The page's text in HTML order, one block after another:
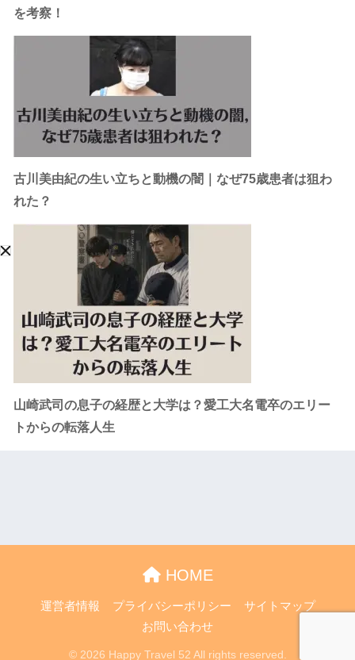
を考察！
古川美由紀の生い立ちと動機の闇｜なぜ75歳患者は狙わ
れた？
山崎武司の息子の経歴と大学は？愛工大名電卒のエリー
トからの転落人生
HOME
運営者情報 プライバシーポリシー
サイトマップ
お問い合わせ
© 2026 Happy Travel 52 All rights reserved.